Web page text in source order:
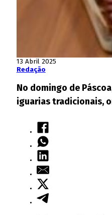
13 Abril 2025
Redação
No domingo de
iguarias tradicionais,